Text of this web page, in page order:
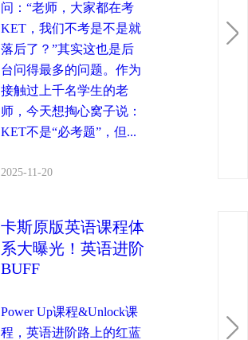
问：“老师，大家都在考
KET，我们不考是不是就
落后了？”其实这也是后
台问得最多的问题。作为
接触过上千名学生的老
师，今天想掏心窝子说：
KET不是“必考题”，但...
2025-11-20
卡斯原版英语课程体
系大曝光！英语进阶
BUFF
Power Up课程&Unlock课
程，英语进阶路上的红蓝